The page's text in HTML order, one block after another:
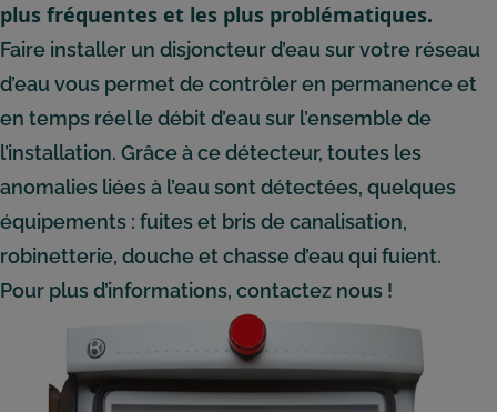
plus fréquentes et les plus problématiques.
Faire installer un disjoncteur d’eau sur votre réseau
d’eau vous permet de contrôler en permanence et
en temps réel le débit d’eau sur l’ensemble de
l’installation. Grâce à ce détecteur, toutes les
anomalies liées à l’eau sont détectées, quelques
équipements : fuites et bris de canalisation,
robinetterie, douche et chasse d’eau qui fuient.
Pour plus d’informations, contactez nous !